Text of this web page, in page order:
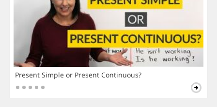
Present Simple or Present Continuous?